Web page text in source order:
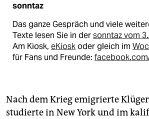
sonntaz
Das ganze Gespräch und viele
Texte lesen Sie in dersonntaz vom
Am Kiosk, eKioskoder gleich im
für Fans und Freunde:
Nach dem Krieg emigrierte Klüger
studierte in New York und im